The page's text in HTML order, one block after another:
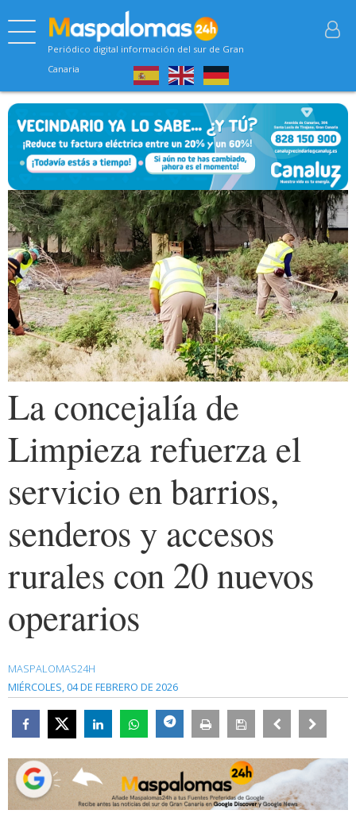
Periódico digital información del sur de Gran
Canaria
La concejalía de
Limpieza refuerza el
servicio en barrios,
senderos y accesos
rurales con 20 nuevos
operarios
MASPALOMAS24H
MIÉRCOLES, 04 DE FEBRERO DE 2026